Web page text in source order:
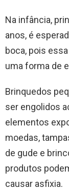
Na infância,
anos, é
boca, pois
uma forma de
Brinquedos
ser engolidos
elementos
moedas,
de gude e
produtos
causar asfixia.